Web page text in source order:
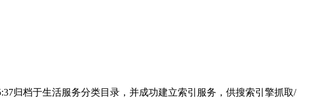
归档于生活服务分类目录，并成功建立索引服务，供搜索引擎抓取/